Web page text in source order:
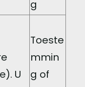
g
U
Toeste
mmin
g of